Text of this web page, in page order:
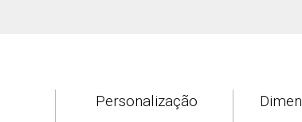
Personalização